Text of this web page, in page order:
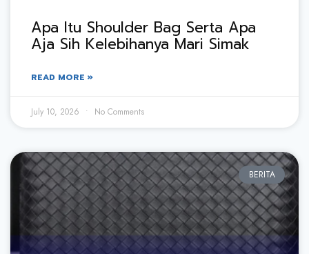
Apa Itu Shoulder Bag Serta Apa
Aja Sih Kelebihanya Mari Simak
READ MORE »
July 10, 2026 No Comments
BERITA